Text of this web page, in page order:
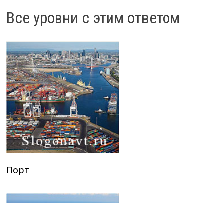
Все уровни с этим ответом
Порт